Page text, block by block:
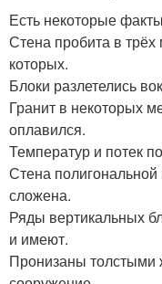
Есть некоторые
Стена пробита в
которых.
Блоки разлетелись
Гранит в некоторых
оплавился.
Температур и потек
Стена полигональной
сложена.
Ряды вертикальных
и имеют.
Пронизаны толстыми